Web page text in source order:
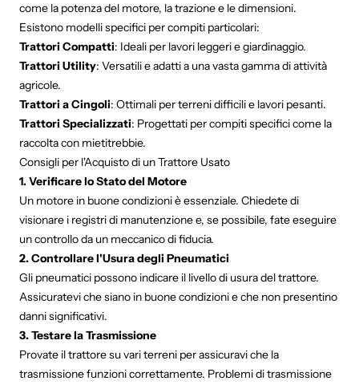
come la potenza del motore, la trazione e le dimensioni.
Esistono modelli specifici per compiti particolari:
Trattori Compatti: Ideali per lavori leggeri e giardinaggio.
Trattori Utility: Versatili e adatti a una vasta gamma di attività
agricole.
Trattori a Cingoli: Ottimali per terreni difficili e lavori pesanti.
Trattori Specializzati: Progettati per compiti specifici come la
raccolta con mietitrebbie.
Consigli per l'Acquisto di un Trattore Usato
1. Verificare lo Stato del Motore
Un motore in buone condizioni è essenziale. Chiedete di
visionare i registri di manutenzione e, se possibile, fate eseguire
un controllo da un meccanico di fiducia.
2. Controllare l'Usura degli Pneumatici
Gli pneumatici possono indicare il livello di usura del trattore.
Assicuratevi che siano in buone condizioni e che non presentino
danni significativi.
3. Testare la Trasmissione
Provate il trattore su vari terreni per assicuravi che la
trasmissione funzioni correttamente. Problemi di trasmissione